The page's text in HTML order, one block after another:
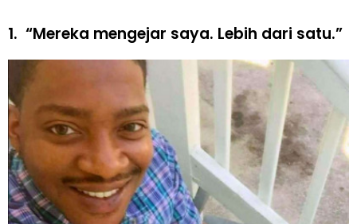
1. “Mereka mengejar saya. Lebih dari satu.”